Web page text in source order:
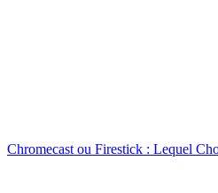
Chromecast ou Firestick : Lequel